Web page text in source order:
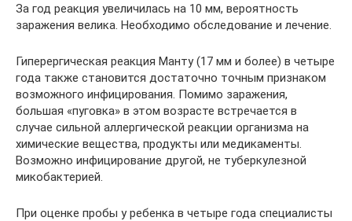
За год реакция увеличилась на 10 мм, вероятность
заражения велика. Необходимо обследование и лечение.
Гиперергическая реакция Манту (17 мм и более) в четыре
года также становится достаточно точным признаком
возможного инфицирования. Помимо заражения,
большая «пуговка» в этом возрасте встречается в
случае сильной аллергической реакции организма на
химические вещества, продукты или медикаменты.
Возможно инфицирование другой, не туберкулезной
микобактерией.
При оценке пробы у ребенка в четыре года специалисты